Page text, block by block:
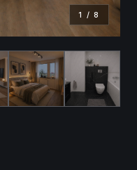
1 /8